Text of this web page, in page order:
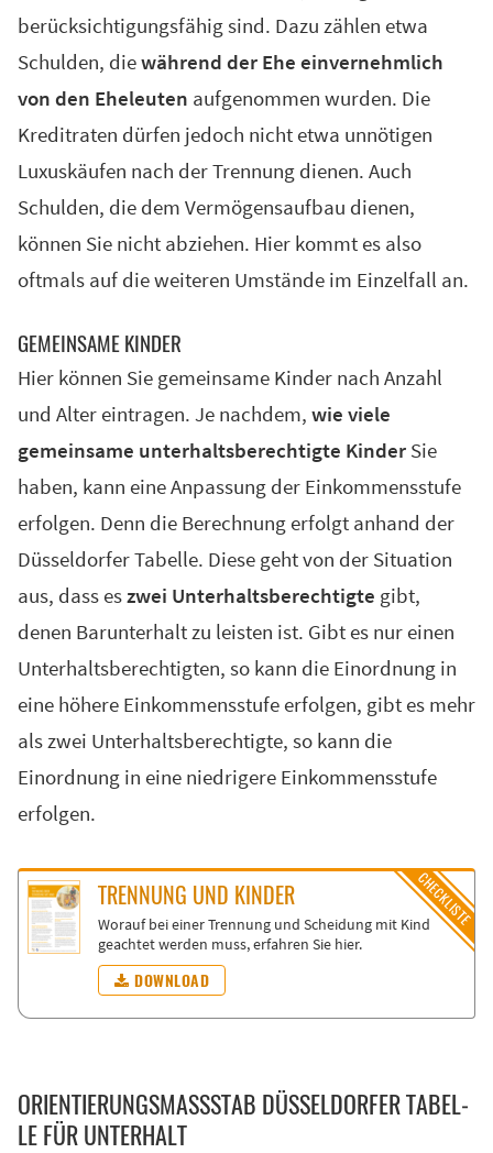
berücksichtigungsfähig sind. Dazu zählen etwa
Schulden, diewährend der Ehe einvernehmlich
von den Eheleuten aufgenommen wurden. Die
Kreditraten dürfen jedoch nicht etwa unnötigen
Luxuskäufen nach der Trennung dienen. Auch
Schulden, die dem Vermögensaufbau dienen,
können Sie nicht abziehen. Hier kommt es also
oftmals auf die weiteren Umstände im Einzelfall an.
GEMEINSAME KINDER
Hier können Sie gemeinsame Kinder nach Anzahl
und Alter eintragen. Je nachdem, wie viele
gemeinsame unterhaltsberechtigte Kinder Sie
haben, kann eine Anpassung der Einkommensstufe
erfolgen. Denn die Berechnung erfolgt anhand der
Düsseldorfer Tabelle. Diese geht von der Situation
aus, dass eszwei Unterhaltsberechtigte gibt,
denen Barunterhalt zu leisten ist. Gibt es nur einen
Unterhaltsberechtigten, so kann die Einordnung in
eine höhere Einkommensstufe erfolgen, gibt es mehr
als zwei Unterhaltsberechtigte, so kann die
Einordnung in eine niedrigere Einkommensstufe
erfolgen.
TREN­NUNG UND KIN­DER
Worauf bei einer Trennung und Scheidung mit Kind
geachtet werden muss, erfahren Sie hier.
DOWNLOAD
ORI­EN­TIE­RUNGS­MASS­STAB DÜS­SEL­DOR­FER TA­BEL­L
E FÜR UN­TER­HALT